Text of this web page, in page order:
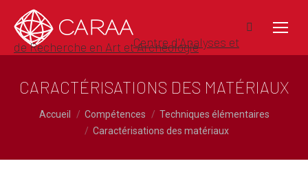
Recherche
Centre d'Analyses et
de Recherche en Art et Archéologie
CARACTÉRISATIONS DES MATÉRIAUX
Vous êtes ici :
Accueil Compétences
Techniques élémentaires
Caractérisations des matériaux